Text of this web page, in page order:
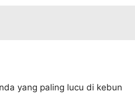
yang paling lucu di kebun